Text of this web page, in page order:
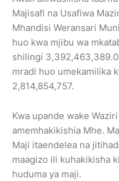
Majisafi na Usafiwa
Mhandisi Weransari
huo kwa mjibu wa
shilingi
mradi huo umekamilika
2,814,854,757.
Kwa upande wake
amemhakikishia Mhe.
Maji itaendelea na
maagizo ili kuhakikisha
huduma ya maji.